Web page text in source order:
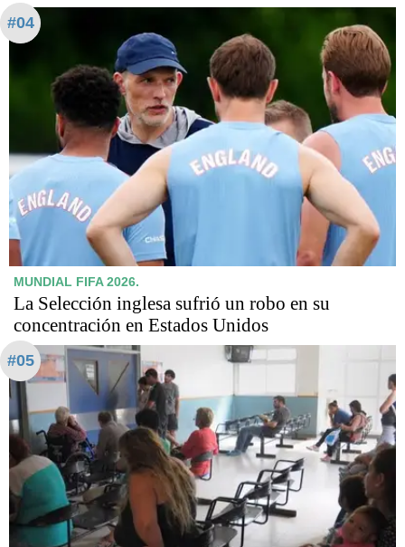
#04
MUNDIAL FIFA 2026.
La Selección inglesa sufrió un robo en su
concentración en Estados Unidos
#05